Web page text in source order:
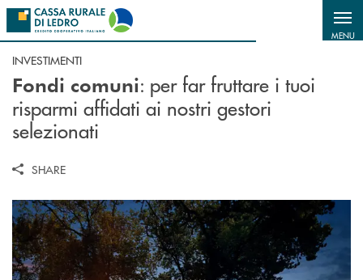
Salta al contenuto principale
MENU
INVESTIMENTI
Fondi comuni: per far fruttare i tuoi
risparmi affidati ai nostri gestori
selezionati
SHARE